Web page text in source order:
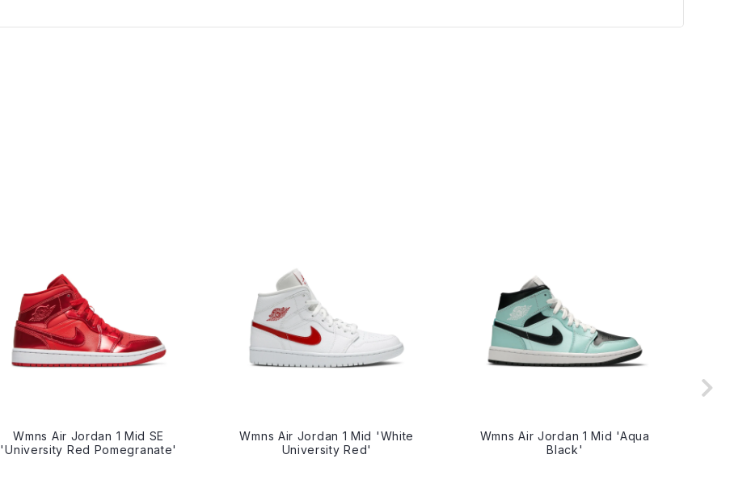
Wmns Air Jordan 1 Mid SE
'University Red Pomegranate'
Wmns Air Jordan 1 Mid 'White
University Red'
Wmns Air Jordan 1 Mid 'Aqua
Black'